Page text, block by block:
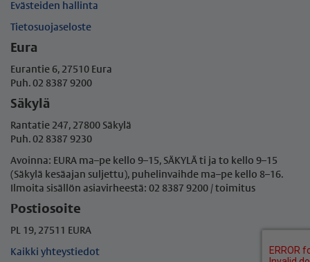
Evästeiden hallinta
Tietosuojaseloste
Eura
Eurantie 6, 27510 Eura
Puh. 02 8387 9200
Säkylä
Rantatie 247, 27800 Säkylä
Puh. 02 8387 9230
Avoinna: EURA ma–pe kello 9–15, SÄKYLÄ ti ja to kello 9–15
(Säkylä kesäajan suljettu), puhelinvaihde ma–pe kello 8–16.
Ilmoita sisällön asiavirheestä: 02 8387 9200 / toimitus
Postiosoite
PL 19, 27511 EURA
Kaikki yhteystiedot